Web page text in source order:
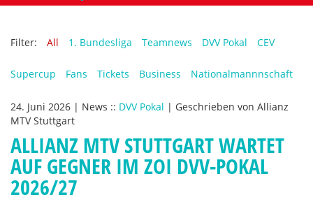
Filter: All 1. Bundesliga Teamnews DVV Pokal CEV
Supercup Fans Tickets Business Nationalmannnschaft
24. Juni 2026 | News :: DVV Pokal | Geschrieben von Allianz
MTV Stuttgart
ALLIANZ MTV STUTTGART WARTET
AUF GEGNER IM ZOI DVV-POKAL
2026/27